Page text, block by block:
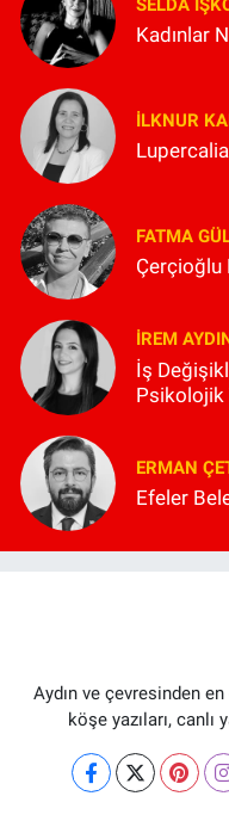
SELDA
Kadınlar
İLKNUR
FATMA
Çerçioğlu
İREM
İş
Psikolojik
ERMAN
Efeler
Aydın ve çevresinden
köşe yazıları, canlı